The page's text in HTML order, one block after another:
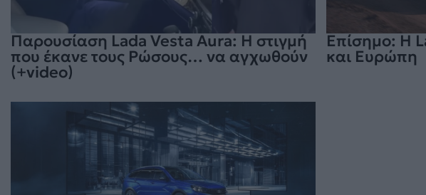
Παρουσίαση Lada Vesta Aura: Η στιγμή
που έκανε τους Ρώσους… να αγχωθούν
(+video)
Επίσημο: Η
και Ευρώπη